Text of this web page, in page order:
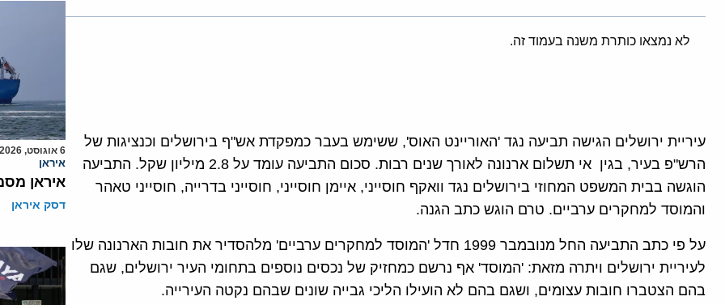
לא נמצאו כותרת משנה בעמוד זה.
עיריית ירושלים הגישה תביעה נגד 'האוריינט האוס', ששימש בעבר כמפקדת אש"ף בירושלים וכנציגות של
הרש"פ בעיר, בגין אי תשלום ארנונה לאורך שנים רבות. סכום התביעה עומד על 2.8 מיליון שקל. התביעה
הוגשה בבית המשפט המחוזי בירושלים נגד וואקף חוסייני, איימן חוסייני, חוסייני בדרייה, חוסייני טאהר
והמוסד למחקרים ערביים. טרם הוגש כתב הגנה.
על פי כתב התביעה החל מנובמבר 1999 חדל 'המוסד למחקרים ערביים' מלהסדיר את חובות הארנונה שלו
לעיריית ירושלים ויתרה מזאת: 'המוסד' אף נרשם כמחזיק של נכסים נוספים בתחומי העיר ירושלים, שגם
בהם הצטברו חובות עצומים, ושגם בהם לא הועילו הליכי גבייה שונים שבהם נקטה העירייה.
6 אוגוסט, 2026
איראן
איראן
דסק איראן